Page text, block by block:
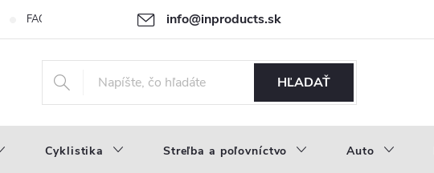
info@inproducts.sk
FAQ Náš príbeh
HĽADAŤ
Cyklistika Streľba a poľovníctvo Auto